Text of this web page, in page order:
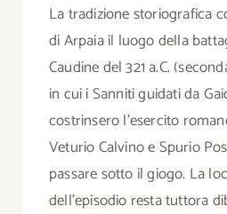
La tradizione storiografica
di Arpaia il luogo della
Caudine del 321 a.C.
in cui i Sanniti guidati da
costrinsero l’esercito
Veturio Calvino e Spurio
passare sotto il giogo. La
dell’episodio resta tuttora